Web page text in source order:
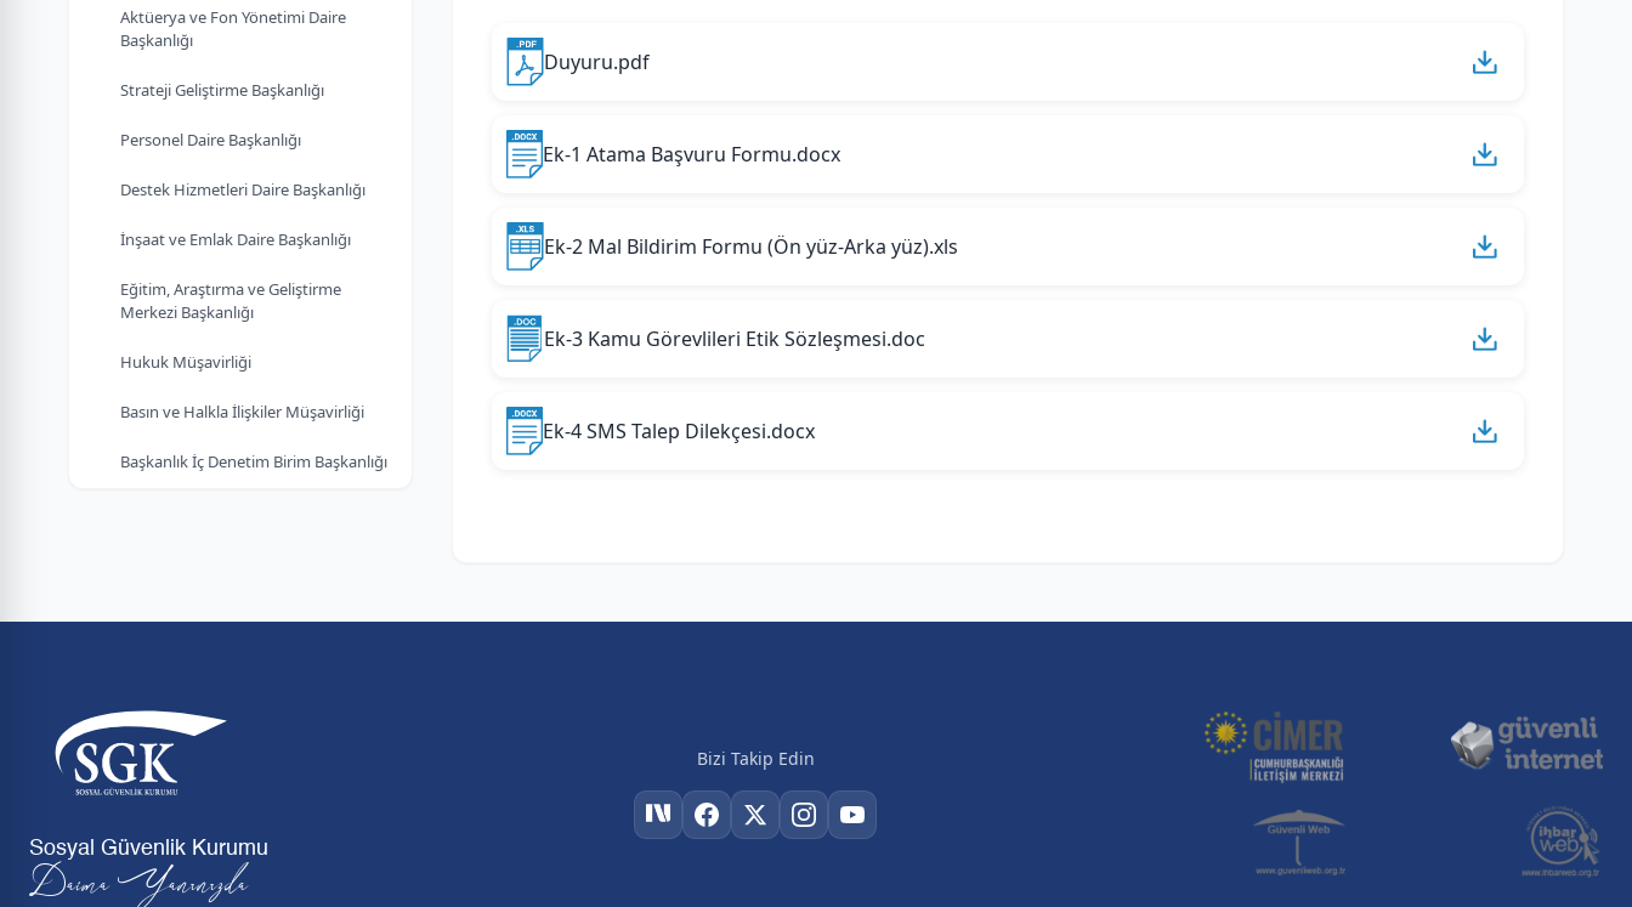
Aktüerya ve Fon Yönetimi Daire
Başkanlığı
Strateji Geliştirme Başkanlığı
Personel Daire Başkanlığı
Destek Hizmetleri Daire Başkanlığı
İnşaat ve Emlak Daire Başkanlığı
Eğitim, Araştırma ve Geliştirme
Merkezi Başkanlığı
Hukuk Müşavirliği
Basın ve Halkla İlişkiler Müşavirliği
Başkanlık İç Denetim Birim Başkanlığı
Duyuru.pdf
Ek-1 Atama Başvuru Formu.docx
Ek-2 Mal Bildirim Formu (Ön yüz-Arka yüz).xls
Ek-3 Kamu Görevlileri Etik Sözleşmesi.doc
Ek-4 SMS Talep Dilekçesi.docx
Sosyal Güvenlik Kurumu
Daima Yanınızda
Bizi Takip Edin